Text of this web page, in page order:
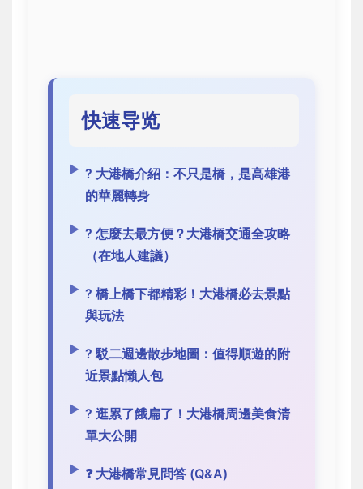
快速导览
?️ 大港橋介紹：不只是橋，是高雄港
的華麗轉身
? 怎麼去最方便？大港橋交通全攻略
（在地人建議）
? 橋上橋下都精彩！大港橋必去景點
與玩法
?️ 駁二週邊散步地圖：值得順遊的附
近景點懶人包
?️ 逛累了餓扁了！大港橋周邊美食清
單大公開
❓ 大港橋常見問答 (Q&A)